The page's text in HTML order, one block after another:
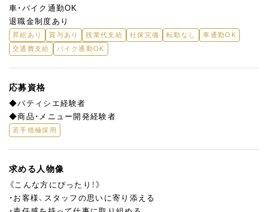
車・バイク通勤OK
退職金制度あり
昇給あり 賞与あり 残業代支給 社保完備 転勤なし
車通勤OK
交通費支給
バイク通勤OK
応募資格
◆パティシエ経験者
◆商品・メニュー開発経験者
若手積極採用
求める人物像
《こんな方にぴったり！》
・お客様、スタッフの思いに寄り添える